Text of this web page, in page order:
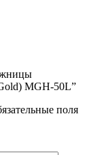
MGH-50L”
поля